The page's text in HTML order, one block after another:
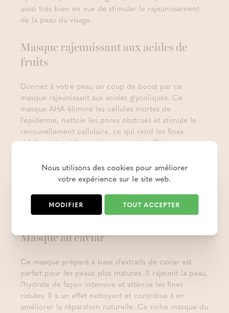
aussi très bien en vue de stimuler le rajeunissement
de la peau du visage.
Masque rajeunissant aux acides de
fruits
Donnez à votre peau un coup de boost par ce
masque rajeunissant aux acides glycoliques. Ce
masque AHA élimine les cellules mortes de
l'épiderme, nettoie les pores obstrués et stimule le
renouvellement cellulaire, ce qui rend les fines
ridules et les rides moins apparentes. C'est un
pour les peaux grasses chargées d'impuretés ou les
peaux plus âgées qui ont besoin de soins spéciaux. Ce
masque harmonise le teint et lui rend de l'éclat.
Défaites-vous de cet air terne et retrouvez un visage
frais et radieux !
Masque au caviar
Ce masque préparé à base d'extraits de caviar est
parfait pour les peaux plus matures. Il rajeunit la peau,
l'hydrate de façon intensive et atténue les fines
ridules. Il a un effet nettoyant et contribue à en
améliorer la réparation naturelle. Ce riche masque du
Nous utilisons des cookies pour améliorer
votre expérience sur le site web.
MODIFIER TOUT ACCEPTER